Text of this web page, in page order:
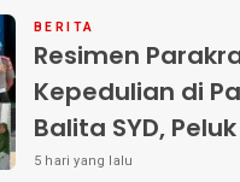
BERITA
Resimen
Kepedulian di
Balita SYD,
Terlantar
5 hari yang lalu